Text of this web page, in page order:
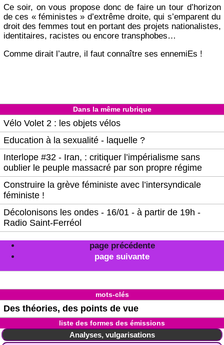
Ce soir, on vous propose donc de faire un tour d’horizon
de ces « féministes » d’extrême droite, qui s’emparent du
droit des femmes tout en portant des projets nationalistes,
identitaires, racistes ou encore transphobes…
Comme dirait l’autre, il faut connaître ses ennemiEs !
Dans la même rubrique
Vélo Volet 2 : les objets vélos
Education à la sexualité - laquelle ?
Interlope #32 - Iran, : critiquer l’impérialisme sans
oublier le peuple massacré par son propre régime
Construire la grève féministe avec l’intersyndicale
féministe !
Décolonisons les ondes - 16/01 - à partir de 19h -
Radio Saint-Ferréol
page précédente
page suivante
mots-clés
Des théories, des points de vue
liste des formes des émissions
Analyses, vulgarisations